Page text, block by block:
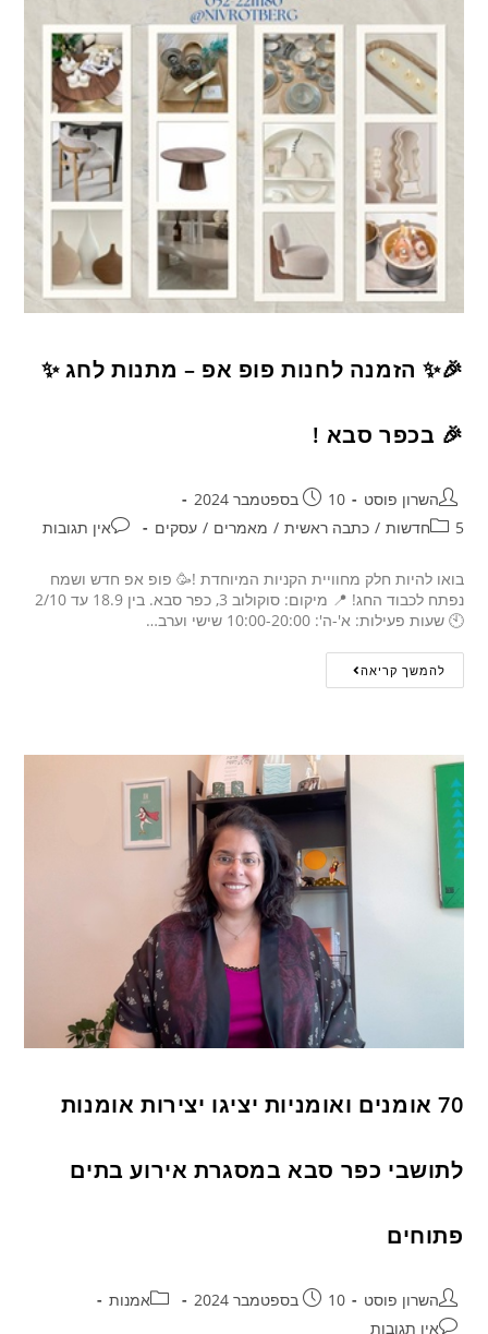
🎉✨ הזמנה לחנות פופ אפ – מתנות לחג ✨
🎉 בכפר סבא !
השרון פוסט
10 בספטמבר 2024
5חדשות
/ כתבה ראשית / מאמרים / עסקים אין תגובות
בואו להיות חלק מחוויית הקניות המיוחדת !🥳 פופ אפ חדש ושמח
נפתח לכבוד החג! 📍 מיקום: סוקולוב 3, כפר סבא. בין 18.9 עד 2/10
🕙 שעות פעילות: א'-ה': 10:00-20:00 שישי וערב…
להמשך קריאה
70 אומנים ואומניות יציגו יצירות אומנות
לתושבי כפר סבא במסגרת אירוע בתים
פתוחים
השרון פוסט 10 בספטמבר 2024
אמנות
אין תגובות